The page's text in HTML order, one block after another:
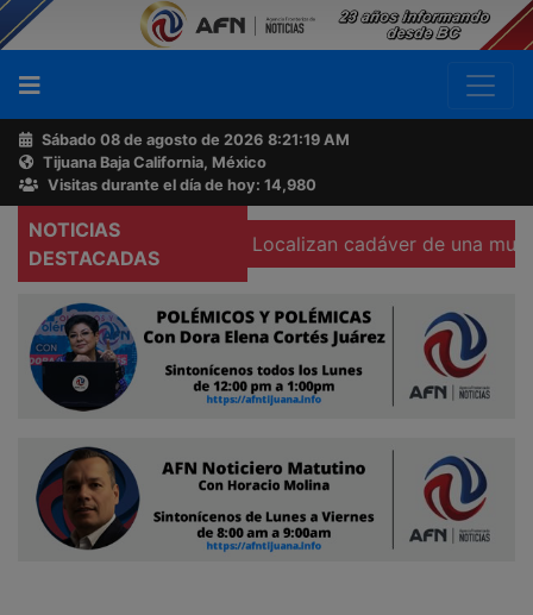
Sábado 08 de agosto de 2026 8:21:20 AM
Tijuana Baja California, México
Visitas durante el día de hoy: 14,980
NOTICIAS
DESTACADAS
corporal Localizan cadáver de una mujer
Buscador
Acerca
de
AFN
Ventas
Contacto
Reportero
Ciudadano